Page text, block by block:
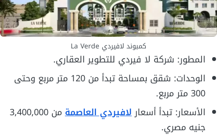
كمبوند لافيردي La Verde
المطور: شركة لا فيردي للتطوير العقاري.
الوحدات: شقق بمساحة تبدأ من 120 متر مربع وحتى
300 متر مربع.
الأسعار: تبدأ أسعارلافيردي العاصمة
من 3,400,000
جنيه مصري.